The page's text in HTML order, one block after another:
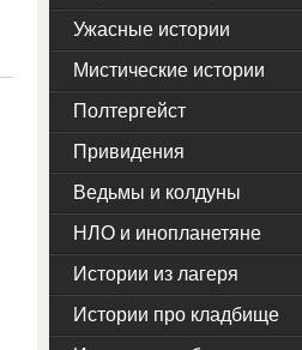
Ужасные истории
Мистические истории
Полтергейст
Привидения
Ведьмы и колдуны
НЛО и инопланетяне
Истории из лагеря
Истории про кладбище